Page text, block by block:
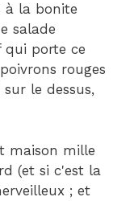
à la bonite
salade
porte ce
rouges
le dessus,
maison mille
(et si c'est la
; et